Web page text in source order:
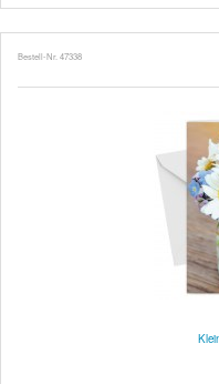
Bestell-Nr. 47338